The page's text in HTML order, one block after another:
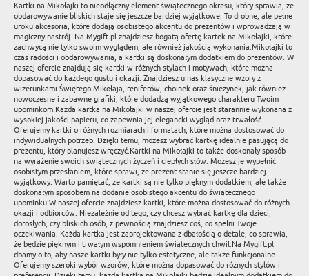
Kartki na Mikołajki to nieodłączny element świątecznego okresu, który sprawia, że
obdarowywanie bliskich staje się jeszcze bardziej wyjątkowe. To drobne, ale pełne
uroku akcesoria, które dodają osobistego akcentu do prezentów i wprowadzają w
magiczny nastrój. Na Mygift.pl znajdziesz bogatą ofertę kartek na Mikołajki, które
zachwycą nie tylko swoim wyglądem, ale również jakością wykonania.Mikołajki to
czas radości i obdarowywania, a kartki są doskonałym dodatkiem do prezentów. W
naszej ofercie znajdują się kartki w różnych stylach i motywach, które można
dopasować do każdego gustu i okazji. Znajdziesz u nas klasyczne wzory z
wizerunkami Świętego Mikołaja, reniferów, choinek oraz śnieżynek, jak również
nowoczesne i zabawne grafiki, które dodadzą wyjątkowego charakteru Twoim
upominkom.Każda kartka na Mikołajki w naszej ofercie jest starannie wykonana z
wysokiej jakości papieru, co zapewnia jej elegancki wygląd oraz trwałość.
Oferujemy kartki o różnych rozmiarach i formatach, które można dostosować do
indywidualnych potrzeb. Dzięki temu, możesz wybrać kartkę idealnie pasującą do
prezentu, który planujesz wręczyć.Kartki na Mikołajki to także doskonały sposób
na wyrażenie swoich świątecznych życzeń i ciepłych słów. Możesz je wypełnić
osobistym przesłaniem, które sprawi, że prezent stanie się jeszcze bardziej
wyjątkowy. Warto pamiętać, że kartki są nie tylko pięknym dodatkiem, ale także
doskonałym sposobem na dodanie osobistego akcentu do świątecznego
upominku.W naszej ofercie znajdziesz kartki, które można dostosować do różnych
okazji i odbiorców. Niezależnie od tego, czy chcesz wybrać kartkę dla dzieci,
dorosłych, czy bliskich osób, z pewnością znajdziesz coś, co spełni Twoje
oczekiwania. Każda kartka jest zaprojektowana z dbałością o detale, co sprawia,
że będzie pięknym i trwałym wspomnieniem świątecznych chwil.Na Mygift.pl
dbamy o to, aby nasze kartki były nie tylko estetyczne, ale także funkcjonalne.
Oferujemy szeroki wybór wzorów, które można dopasować do różnych stylów i